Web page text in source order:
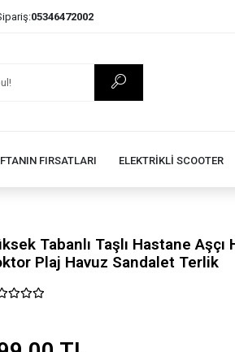
05346472002
FIRSATLARI ELEKTRİKLİ SCOOTER
Tabanlı Taşlı Hastane Aşçı
Plaj Havuz Sandalet Terlik